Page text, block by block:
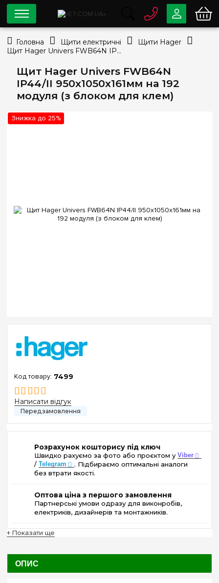
Щит Hager Univers FWB64N
IP44/II 950х1050x161мм на 192
модуля (з блоком для клем)
Знижка до 25%
7499
Написати відгук
Розрахунок кошторису під ключ
Швидко рахуємо за фото або проєктом у Viber
/ Telegram
. Підбираємо оптимальні аналоги
без втрати якості.
Оптова ціна з першого замовлення
Партнерські умови одразу для виконробів,
електриків, дизайнерів та монтажників.
+ Показати ще
ОПИС
0 800 33-63-07
Безкоштовно
info@e7.com.ua
044334-79-78
Viber Telegram
Головна Щити електричні
Щити Hager
Щит Hager Univers FWB64N IP44/II 950х1050x161мм на 192 модуля (з блоком для клем)